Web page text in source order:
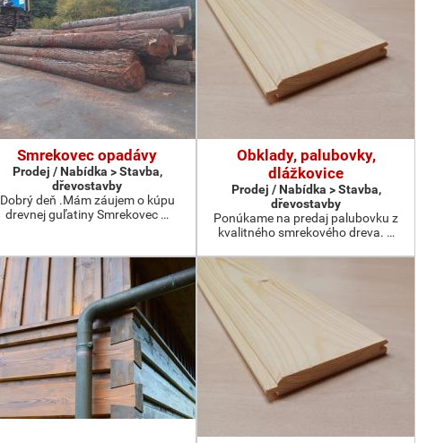
Smrekovec opadávy
Prodej / Nabídka > Stavba,
dřevostavby
Dobrý deň .Mám záujem o kúpu
drevnej guľatiny Smrekovec …
Obklady, palubovky,
dlážkovice
Prodej / Nabídka > Stavba,
dřevostavby
Ponúkame na predaj palubovku z
kvalitného smrekového dreva. …